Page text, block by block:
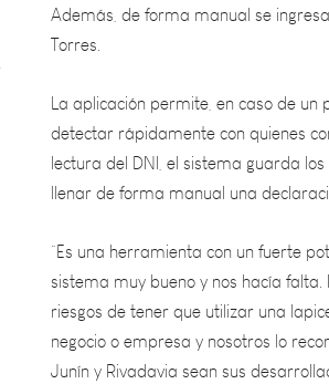
La aplicación permite, en caso de un
detectar rápidamente con quienes
lectura del DNI, el sistema guarda
llenar de forma manual una
“Es una herramienta con un fuerte
sistema muy bueno y nos hacía
riesgos de tener que utilizar una
negocio o empresa y nosotros lo
Junín y Rivadavia sean sus